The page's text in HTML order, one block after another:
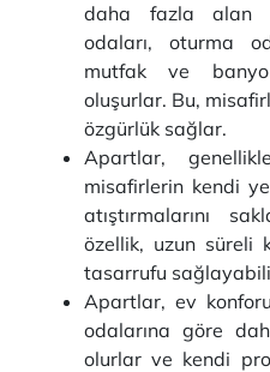
daha fazla alan
odaları, oturma
mutfak ve
oluşurlar. Bu,
özgürlük sağlar.
Apartlar,
misafirlerin kendi
atıştırmalarını
özellik, uzun süreli
tasarrufu
Apartlar, ev
odalarına göre
olurlar ve kendi